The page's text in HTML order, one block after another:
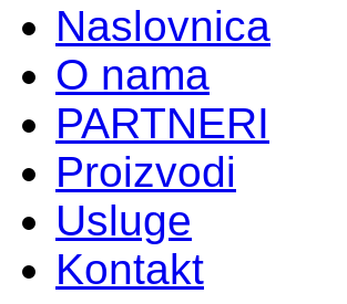
Naslovnica
O nama
PARTNERI
Proizvodi
Usluge
Kontakt